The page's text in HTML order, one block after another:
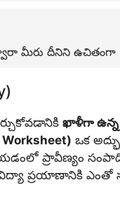
మీరు దీనిని ఉచితంగా
ఖాళీగా ఉన్న
ఒక
ప్రావీణ్యం
విద్యా ప్రయాణానికి